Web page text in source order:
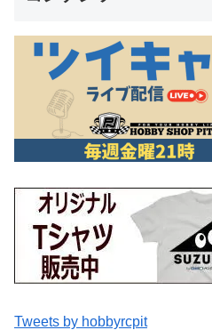
Tweets by hobbyrcpit